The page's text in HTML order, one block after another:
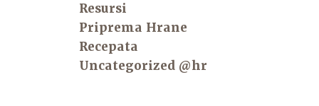
Resursi
Priprema Hrane
Recepata
Uncategorized @hr